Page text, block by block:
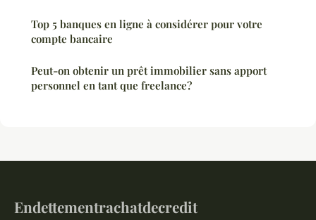
Top 5 banques en ligne à considérer pour votre
compte bancaire
Peut-on obtenir un prêt immobilier sans apport
personnel en tant que freelance?
Endettementrachatdecredit